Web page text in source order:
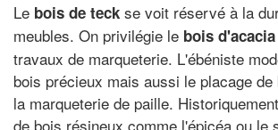
Le bois de teck se voit réservé à la
meubles. On privilégie le bois d'acacia
travaux de marqueterie. L'ébéniste
bois précieux mais aussi le placage
la marqueterie de paille.
de bois résineux comme l'épicéa ou le